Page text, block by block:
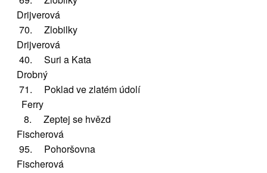
Drijverová
70. Zlobilky
Drijverová
40. Suri a Kata
Drobný
71. Poklad ve zlatém údolí
Ferry
8. Zeptej se hvězd
Fischerová
95. Pohoršovna
Fischerová